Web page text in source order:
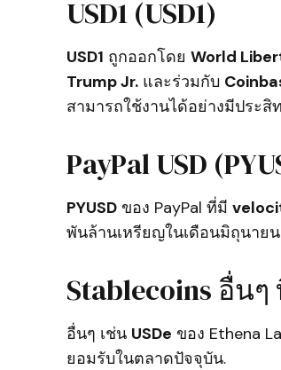
USD1 (USD1)
USD1 ถูกออกโดย World
Trump Jr.และร่วมกับ
สามารถใช้งานได้อย่างมีประสิ
PayPal USD
PYUSDของ PayPal ที่มี
พันล้านเหรียญในเดือนมิถุนาย
Stablecoins อื่น
อื่นๆ เช่น USDe ของ Ethena
ยอมรับในตลาดปัจจุบัน.